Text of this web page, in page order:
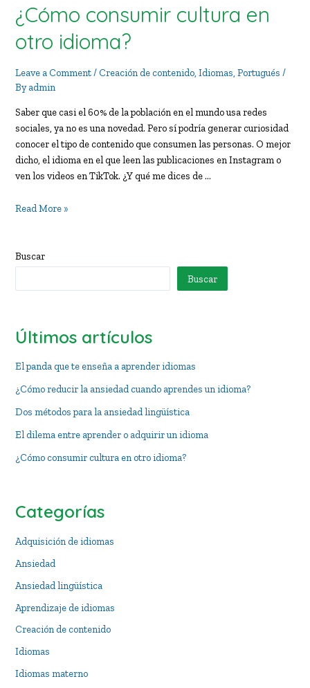
¿Cómo consumir cultura en
otro idioma?
Leave a Comment/ Creación de contenido,Idiomas,Portugués /
Byadmin
Saber que casi el 60% de la población en el mundo usa redes
sociales, ya no es una novedad. Pero sí podría generar curiosidad
conocer el tipo de contenido que consumen las personas. O mejor
dicho, el idioma en el que leen las publicaciones en Instagram o
ven los videos en TikTok. ¿Y qué me dices de …
¿Cómo
en
otro
idioma?
Read More »
Buscar
Buscar
Últimos artículos
El panda que te enseña a aprender idiomas
¿Cómo reducir la ansiedad cuando aprendes un idioma?
Dos métodos para la ansiedad lingüística
El dilema entre aprender o adquirir un idioma
¿Cómo consumir cultura en otro idioma?
Categorías
Adquisición de idiomas
Ansiedad
Ansiedad lingüística
Aprendizaje de idiomas
Creación de contenido
Idiomas
Idiomas materno